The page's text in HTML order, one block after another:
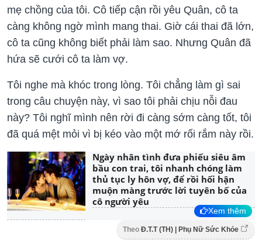
mẹ chồng của tôi. Cô tiếp cận rồi yêu Quân, cô ta
càng không ngờ mình mang thai. Giờ cái thai đã lớn,
cô ta cũng không biết phải làm sao. Nhưng Quân đã
hứa sẽ cưới cô ta làm vợ.
Tôi nghe mà khóc trong lòng. Tôi chẳng làm gì sai
trong câu chuyện này, vì sao tôi phải chịu nỗi đau
này? Tôi nghĩ mình nên rời đi càng sớm càng tốt, tôi
đã quá mệt mỏi vì bị kéo vào một mớ rối rắm này rồi.
Ngày nhân tình đưa phiếu siêu âm
bầu con trai, tôi nhanh chóng làm
thủ tục ly hôn vợ, để rồi hối hận
muộn màng trước lời tuyên bố của
cô người yêu
Xem thêm
Theo Đ.T.T (TH) | Phụ Nữ Sức Khỏe